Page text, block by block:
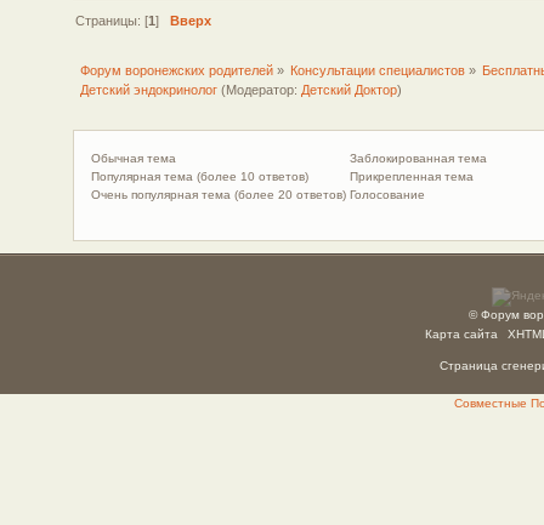
Страницы: [1] Вверх
Форум воронежских родителей» Консультации специалистов »
Детский эндокринолог(Модератор: Детский Доктор)
Обычная тема
Популярная тема (более 10 ответов)
Очень популярная тема (более 20 ответов)
Заблокированная тема
Прикрепленная тема
Голосование
© Форум
Карта сайта
Страница
Совместные